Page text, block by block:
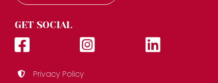
GET SOCIAL
Privacy Policy